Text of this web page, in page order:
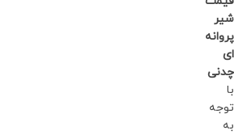
شیر
پروانه
ای
چدنی
با
توجه
به